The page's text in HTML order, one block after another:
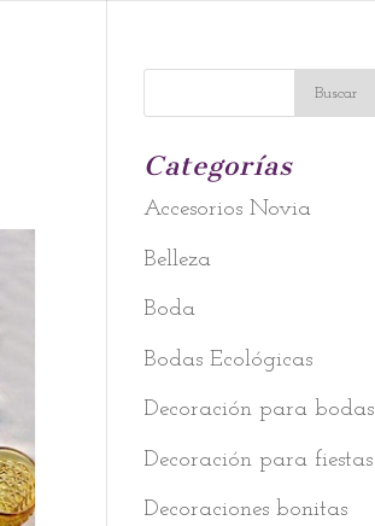
Categorías
Accesorios Novia
Belleza
Boda
Bodas Ecológicas
Decoración para bodas
Decoración para fiestas
Decoraciones bonitas